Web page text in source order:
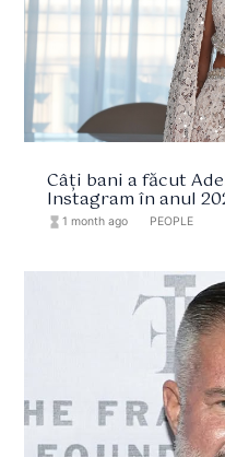
Câți bani a făcut
Instagram în anul
hourglass_full 1 month ago PEOPLE